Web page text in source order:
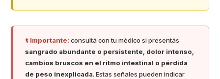
⚕️ Importante: consultá con tu médico si presentás
sangrado abundante o persistente, dolor intenso,
cambios bruscos en el ritmo intestinal o pérdida
de peso inexplicada. Estas señales pueden indicar